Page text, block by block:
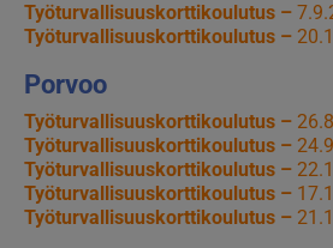
Työturvallisuuskorttikoulutus –
Työturvallisuuskorttikoulutus –
Porvoo
Työturvallisuuskorttikoulutus –
Työturvallisuuskorttikoulutus –
Työturvallisuuskorttikoulutus –
Työturvallisuuskorttikoulutus –
Työturvallisuuskorttikoulutus –